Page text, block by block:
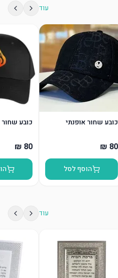
עוד
כובע שחור אופנתי
הוסף לסל
כובע
עוד